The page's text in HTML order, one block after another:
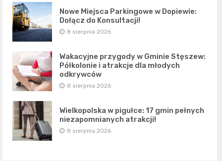
Nowe Miejsca Parkingowe w Dopiewie:
Dołącz do Konsultacji!
8 sierpnia 2026
Wakacyjne przygody w Gminie Stęszew:
Półkolonie i atrakcje dla młodych
odkrywców
8 sierpnia 2026
Wielkopolska w pigułce: 17 gmin pełnych
niezapomnianych atrakcji!
8 sierpnia 2026